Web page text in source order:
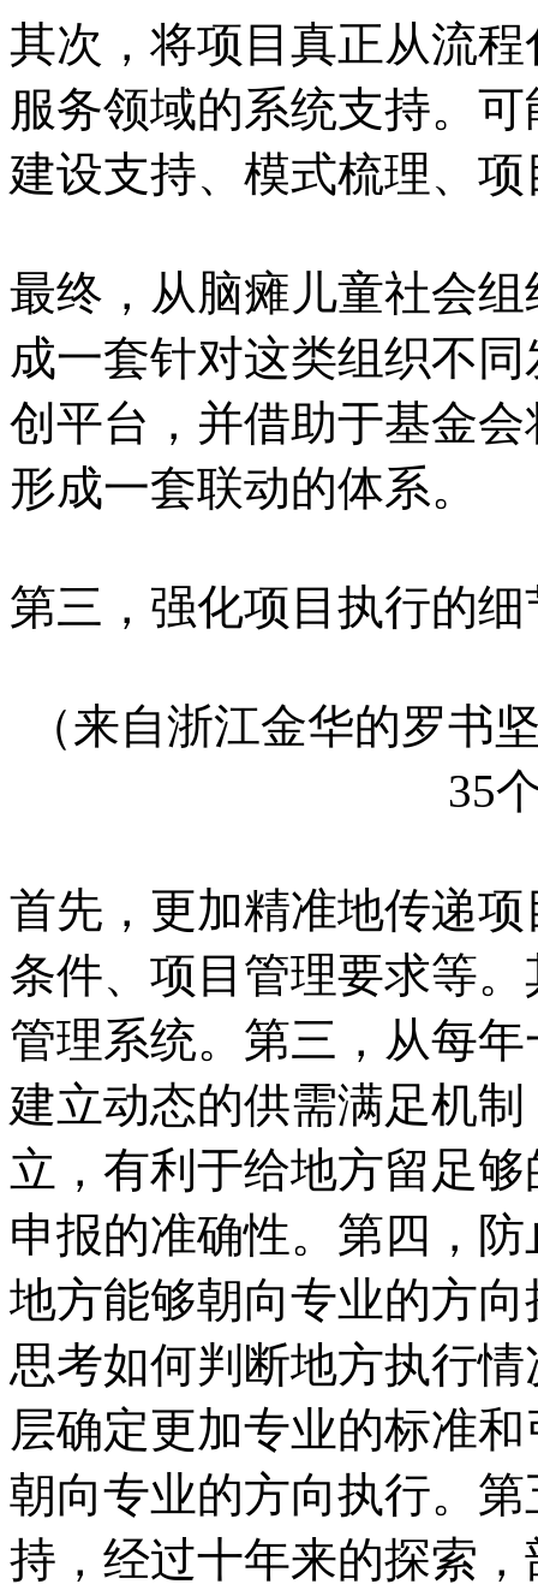
其次，将项目真正从流
服务领域的系统支持。
建设支持、模式梳理、
最终，从脑瘫儿童社会
成一套针对这类组织不
创平台，并借助于基金
形成一套联动的体系。
第三，强化项目执行的
（来自浙江金华的罗书
35
首先，更加精准地传递
条件、项目管理要求等
管理系统。第三，从每
建立动态的供需满足机
立，有利于给地方留足
申报的准确性。第四，
地方能够朝向专业的方
思考如何判断地方执行
层确定更加专业的标准
朝向专业的方向执行。
持，经过十年来的探索